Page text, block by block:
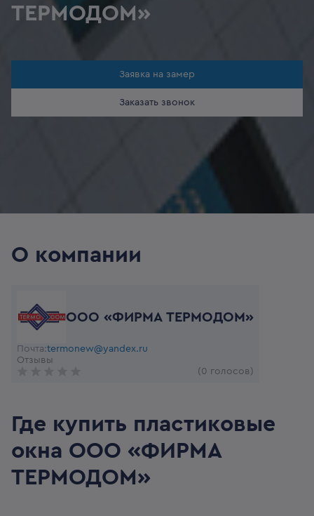
ТЕРМОДОМ»
Заявка на замер
Заказать звонок
О компании
ООО «ФИРМА ТЕРМОДОМ»
Почта:termonew@yandex.ru
Отзывы
(0 голосов)
Где купить пластиковые
окна ООО «ФИРМА
ТЕРМОДОМ»